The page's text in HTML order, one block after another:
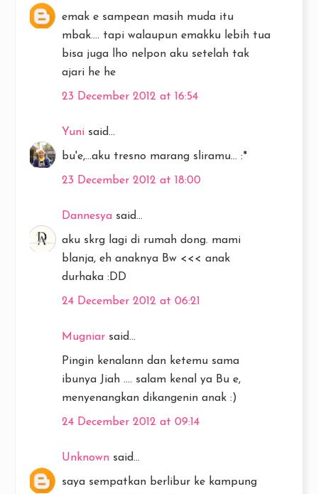
emak e sampean masih muda itu
mbak.... tapi walaupun emakku lebih tua
bisa juga lho nelpon aku setelah tak
ajari he he
23 December 2012 at 16:54
Yuni said...
bu'e,...aku tresno marang sliramu... :*
23 December 2012 at 18:00
Dannesya said...
aku skrg lagi di rumah dong. mami
blanja, eh anaknya Bw <<< anak
durhaka :DD
24 December 2012 at 06:21
Mugniar said...
Pingin kenalann dan ketemu sama
ibunya Jiah .... salam kenal ya Bu e,
menyenangkan dikangenin anak :)
24 December 2012 at 09:14
Unknown said...
saya sempatkan berlibur ke kampung